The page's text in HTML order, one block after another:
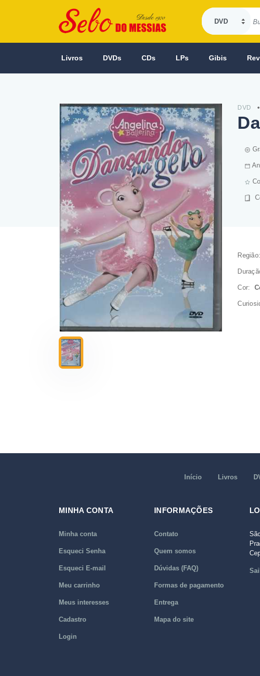
Livros DVDs CDs LPs Gibis
DVD
Cor:
Início Livros
MINHA CONTA
Minha conta
Esqueci Senha
Esqueci E-mail
Meu carrinho
Meus interesses
Cadastro
Login
INFORMAÇÕES
Contato
Quem somos
Dúvidas (FAQ)
Formas de pagamento
Entrega
Mapa do site